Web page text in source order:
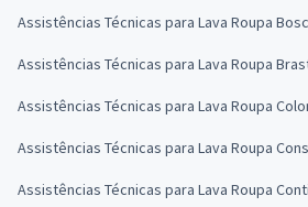
Assistências Técnicas para Lava Roupa
Assistências Técnicas para Lava Roupa
Assistências Técnicas para Lava Roupa
Assistências Técnicas para Lava Roupa
Assistências Técnicas para Lava Roupa